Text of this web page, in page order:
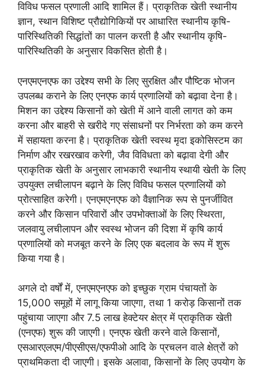
विविध फसल प्रणाली आदि शामिल हैं। प्राकृतिक खेती स्थानीय
ज्ञान, स्थान विशिष्ट प्रौद्योगिकियों पर आधारित स्थानीय कृषि-
पारिस्थितिकी सिद्धांतों का पालन करती है और स्थानीय कृषि-
पारिस्थितिकी के अनुसार विकसित होती है।
एनएमएनएफ का उद्देश्य सभी के लिए सुरक्षित और पौष्टिक भोजन
उपलब्ध कराने के लिए एनएफ कार्य प्रणालियों को बढ़ावा देना है।
मिशन का उद्देश्य किसानों को खेती में आने वाली लागत को कम
करना और बाहरी से खरीदे गए संसाधनों पर निर्भरता को कम करने
में सहायता करना है। प्राकृतिक खेती स्वस्थ मृदा इकोसिस्टम का
निर्माण और रखरखाव करेगी, जैव विविधता को बढ़ावा देगी और
प्राकृतिक खेती के अनुसार लाभकारी स्थानीय स्थायी खेती के लिए
उपयुक्त लचीलापन बढ़ाने के लिए विविध फसल प्रणालियों को
प्रोत्साहित करेगी। एनएमएनएफ को वैज्ञानिक रूप से पुनर्जीवित
करने और किसान परिवारों और उपभोक्ताओं के लिए स्थिरता,
जलवायु लचीलापन और स्वस्थ भोजन की दिशा में कृषि कार्य
प्रणालियों को मजबूत करने के लिए एक बदलाव के रूप में शुरू
किया गया है।
अगले दो वर्षों में, एनएमएनएफ को इच्छुक ग्राम पंचायतों के
15,000 समूहों में लागू किया जाएगा, तथा 1 करोड़ किसानों तक
पहुंचाया जाएगा और 7.5 लाख हेक्टेयर क्षेत्र में प्राकृतिक खेती
(एनएफ) शुरू की जाएगी। एनएफ खेती करने वाले किसानों,
एसआरएलएम/पीएसीएस/एफपीओ आदि के प्रचलन वाले क्षेत्रों को
प्राथमिकता दी जाएगी। इसके अलावा, किसानों के लिए उपयोग के